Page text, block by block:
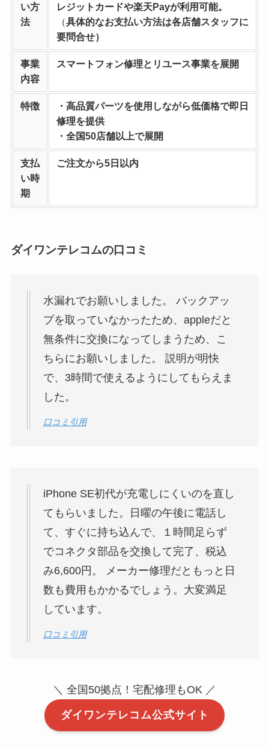
い方
法
レジットカードや楽天Payが利用可能。
（具体的なお支払い方法は各店舗スタッフに
要問合せ）
事業
内容
スマートフォン修理とリユース事業を展開
特徴
・高品質パーツを使用しながら低価格で即日
修理を提供
・全国50店舗以上で展開
支払
い時
期
ご注文から5日以内
ダイワンテレコムの口コミ
水漏れでお願いしました。 バックアッ
プを取っていなかったため、appleだと
無条件に交換になってしまうため、こ
ちらにお願いしました。 説明が明快
で、3時間で使えるようにしてもらえま
した。
口コミ引用
iPhone SE初代が充電しにくいのを直し
てもらいました。日曜の午後に電話し
て、すぐに持ち込んで、１時間足らず
でコネクタ部品を交換して完了、税込
み6,600円。 メーカー修理だともっと日
数も費用もかかるでしょう。大変満足
しています。
口コミ引用
＼ 全国50拠点！宅配修理もOK ／
ダイワンテレコム公式サイト